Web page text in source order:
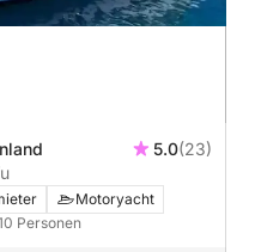
5.0(23)
Motoryacht
Personen